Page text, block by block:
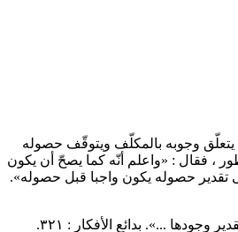
يتعلّق وجوبه بالمكلّف ويتوقّف حصوله
، فقال : «واعلم أنّه كما يصحّ أن يكون
حصوله يكون واجبا قبل حصوله».
...». بدائع الأفكار : ٣٢١.